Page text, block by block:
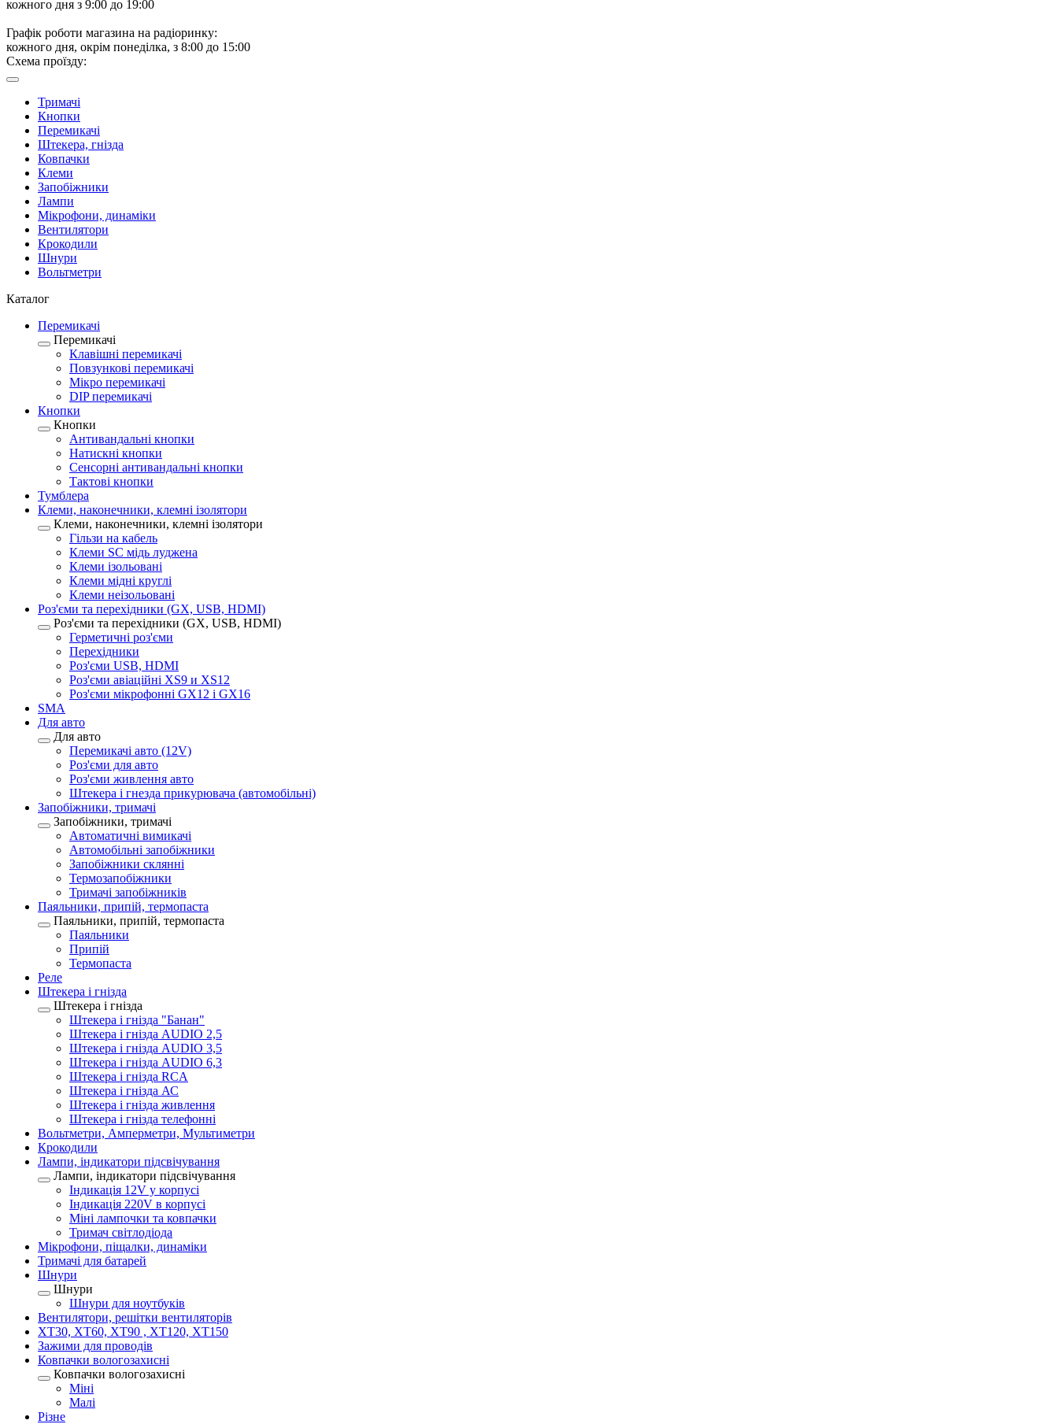
кожного дня з 9:00 до 19:00
Графік роботи магазина на радіоринку:
кожного дня, окрім понеділка, з 8:00 до 15:00
Схема проїзду:
Тримачі
Кнопки
Перемикачі
Штекера, гнізда
Ковпачки
Клеми
Запобіжники
Лампи
Мікрофони, динаміки
Вентилятори
Крокодили
Шнури
Вольтметри
Каталог
Перемикачі
Перемикачі
Клавішні перемикачі
Повзункові перемикачі
Мікро перемикачі
DIP перемикачі
Кнопки
Кнопки
Антивандальні кнопки
Натискні кнопки
Сенсорні антивандальні кнопки
Тактові кнопки
Тумблера
Клеми, наконечники, клемні ізолятори
Клеми, наконечники, клемні ізолятори
Гільзи на кабель
Клеми SC мідь луджена
Клеми ізольовані
Клеми мідні круглі
Клеми неізольовані
Роз'єми та перехідники (GX, USB, HDMI)
Роз'єми та перехідники (GX, USB, HDMI)
Герметичні роз'єми
Перехідники
Роз'єми USB, HDMI
Роз'єми авіаційні XS9 и XS12
Роз'єми мікрофонні GX12 і GX16
SMA
Для авто
Для авто
Перемикачі авто (12V)
Роз'єми для авто
Роз'єми живлення авто
Штекера і гнезда прикурювача (автомобільні)
Запобіжники, тримачі
Запобіжники, тримачі
Автоматичні вимикачі
Автомобільні запобіжники
Запобіжники склянні
Термозапобіжники
Тримачі запобіжників
Паяльники, припій, термопаста
Паяльники, припій, термопаста
Паяльники
Припій
Термопаста
Реле
Штекера і гнізда
Штекера і гнізда
Штекера і гнізда "Банан"
Штекера і гнізда AUDIO 2,5
Штекера і гнізда AUDIO 3,5
Штекера і гнізда AUDIO 6,3
Штекера і гнізда RCA
Штекера і гнізда АС
Штекера і гнізда живлення
Штекера і гнізда телефонні
Вольтметри, Амперметри, Мультиметри
Крокодили
Лампи, індикатори підсвічування
Лампи, індикатори підсвічування
Індикація 12V у корпусі
Індикація 220V в корпусі
Міні лампочки та ковпачки
Тримач світлодіода
Мікрофони, піщалки, динаміки
Тримачі для батарей
Шнури
Шнури
Шнури для ноутбуків
Вентилятори, решітки вентиляторів
XT30, XT60, XT90 , XT120, XT150
Зажими для проводів
Ковпачки вологозахисні
Ковпачки вологозахисні
Міні
Малі
Різне